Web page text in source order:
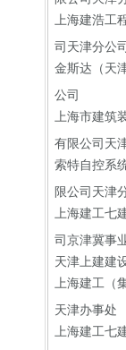
上海建浩工
司天津分公司
金斯达（天
公司
上海市建筑
有限公司天
索特自控系
限公司天津
上海建工七
司京津冀事
天津上建建
上海建工（
天津办事处
上海建工七